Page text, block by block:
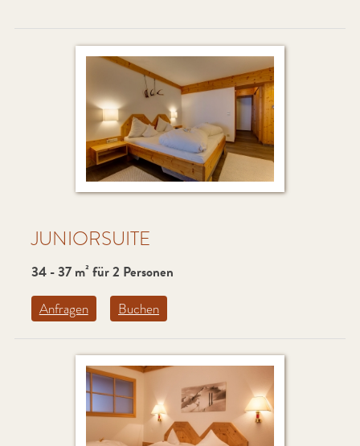
JUNIORSUITE
34 - 37 m² für 2 Personen
Anfragen
Buchen